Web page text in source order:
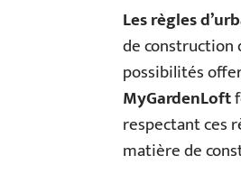
Les règles
de construction
possibilités
MyGardenLoft
respectant ces
matière de